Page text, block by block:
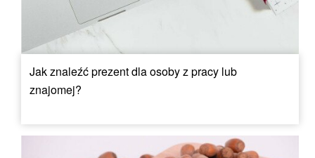
Jak znaleźć prezent dla osoby z pracy lub
znajomej?